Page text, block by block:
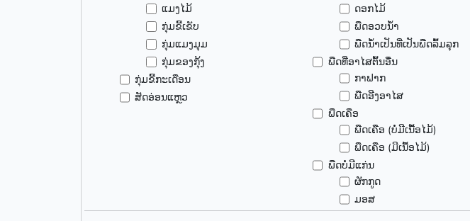
ແມງໄມ້
ກຸ່ມຂີ້ເຂັບ
ກຸ່ມແມງມຸມ
ກຸ່ມຂອງກຸ້ງ
ກຸ່ມຂີ້ກະເດືອນ
ສັດອ່ອນແຫຼວ
ດອກໄມ້
ພືດອວບນ້ຳ
ພືດນ້ຳເປັນທີ່ເປັນພືດລົ້ມລຸກ
ພືດທີ່ອາໄສຕົ້ນອື່ນ
ກາຟາກ
ພືດອີງອາໄສ
ພືດເຄືອ
ພືດເຄືອ (ບໍ່ມີເນື້ອໄມ້)
ພືດເຄືອ (ມີເນື້ອໄມ້)
ພືດບໍ່ມີແກ່ນ
ຜັກກູດ
ມອສ